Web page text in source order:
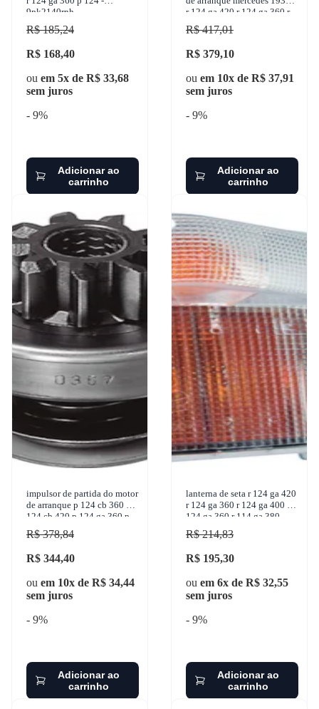
9pk2140rnh
R$ 185,24
R$ 168,40
ou em 5x de R$ 33,68
sem juros
- 9%
Adicionar ao
carrinho
r 124 ga 420 r 124 ga 360 r
124 ga 400 k124 ib 360
R$ 417,01
R$ 379,10
ou em 10x de R$ 37,91
sem juros
- 9%
Adicionar ao
carrinho
impulsor de partida do motor
de arranque p 124 cb 360 p
124 cb 420 p 124 ga 360 p
94 db 260 f94 hb 220 1996-
2007
R$ 378,84
R$ 344,40
ou em 10x de R$ 34,44
sem juros
- 9%
Adicionar ao
carrinho
lanterna de seta r 124 ga 420
r 124 ga 360 r 124 ga 400 t
124 ga 360 r 114 ga 380
1995-2012 pradolux -
pl1446.01.
R$ 214,83
R$ 195,30
ou em 6x de R$ 32,55
sem juros
- 9%
Adicionar ao
carrinho